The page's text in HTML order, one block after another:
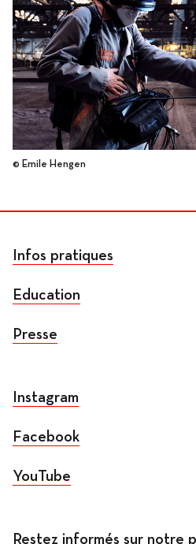
© Emile Hengen
Infos pratiques
Education
Presse
Instagram
Facebook
YouTube
Restez informés sur notre